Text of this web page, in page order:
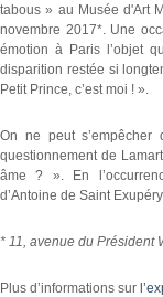
tabous » au Musée d'Art
novembre 2017*. Une
émotion à Paris l’objet
disparition restée si
Petit Prince, c’est moi ! ».
On ne peut s’empêcher
questionnement de
âme ? ». En
d’Antoine de Saint Exupéry.
* 11, avenue du Président
Plus d’informations sur